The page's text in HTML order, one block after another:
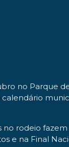
no Parque
calendário
rodeio
e na Final